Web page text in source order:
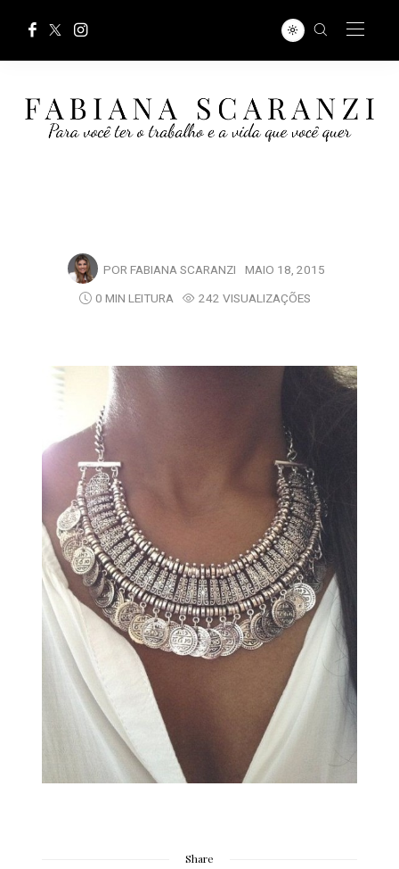
POR FABIANA SCARANZI MAIO 18, 2015
0 MIN LEITURA
242 VISUALIZAÇÕES
Share